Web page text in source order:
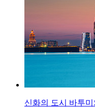
신화의 도시 바투